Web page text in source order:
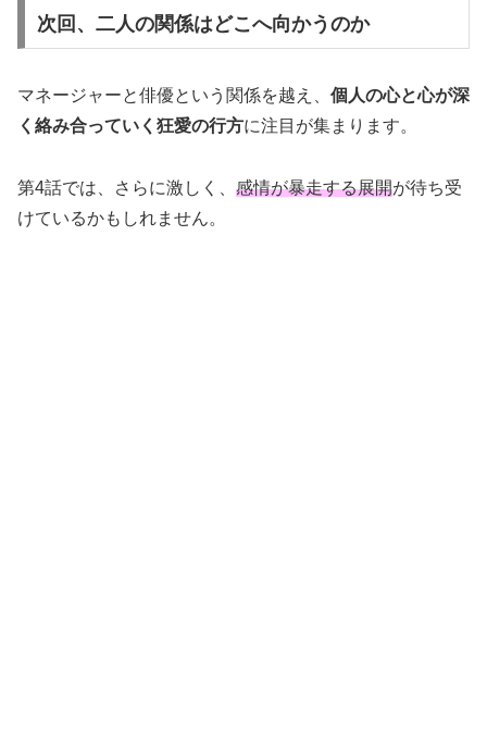
次回、二人の関係はどこへ向かうのか
マネージャーと俳優という関係を越え、 個人の心と心が深
く絡み合っていく狂愛の行方に注目が集まります。
第4話では、さらに激しく、 感情が暴走する展開が待ち受
けているかもしれません。